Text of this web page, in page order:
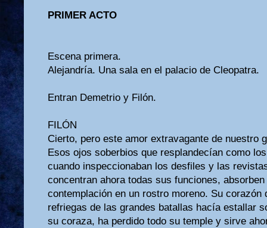
PRIMER ACTO
Escena primera.
Alejandría. Una sala en el palacio de Cleopatra.
Entran Demetrio y Filón.
FILÓN
Cierto, pero este amor extravagante de nuestro
Esos ojos soberbios que resplandecían como
cuando inspeccionaban los desfiles y las
concentran ahora todas sus funciones,
contemplación en un rostro moreno. Su corazón
refriegas de las grandes batallas hacía estallar
su coraza, ha perdido todo su temple y sirve